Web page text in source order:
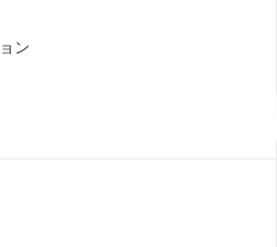
ン
した関わり方ができる